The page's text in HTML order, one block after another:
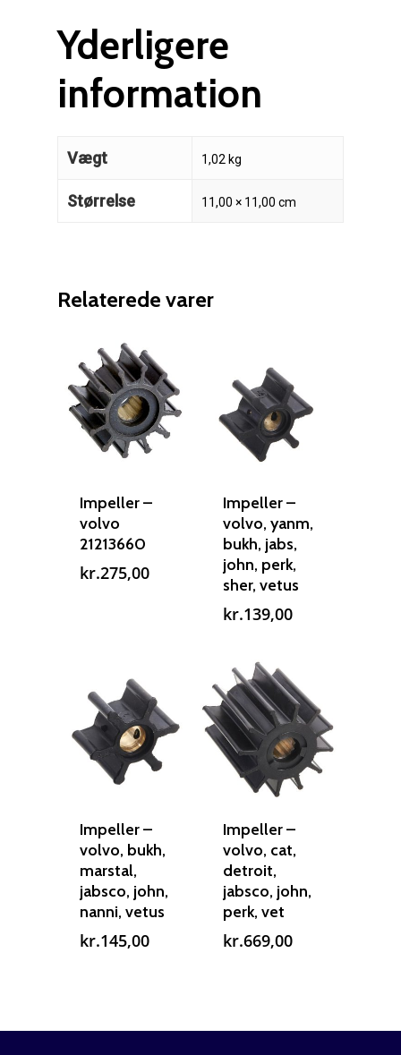
Yderligere
information
Vægt 1,02 kg
Størrelse 11,00 × 11,00 cm
Relaterede varer
Impeller –
volvo
21213660
kr.275,00
Impeller –
volvo, yanm,
bukh, jabs,
john, perk,
sher, vetus
kr.139,00
Impeller –
volvo, bukh,
marstal,
jabsco, john,
nanni, vetus
kr.145,00
Impeller –
volvo, cat,
detroit,
jabsco, john,
perk, vet
kr.669,00
Reparation
Om reparation
Indlever din propel
Guides
Påføring af PropShield
Montering af propel
Afmontering af propel
Er min propel højre
venstre?
Om os
Kontakt
Ring på 75 59 43
Rudes Propeller
T: 75 59 43 22
E: